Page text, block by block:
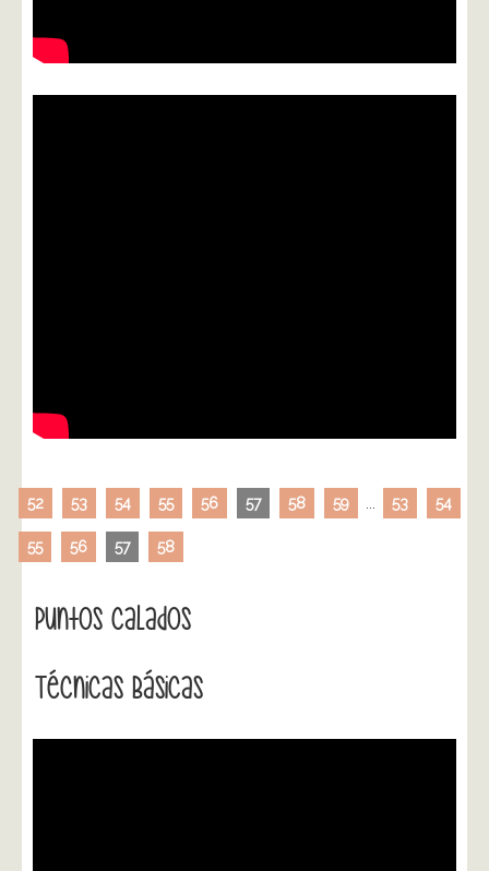
52 53 54 55 56 57 58 59 53 54
55 56 57 58
Puntos Calados
Técnicas Básicas